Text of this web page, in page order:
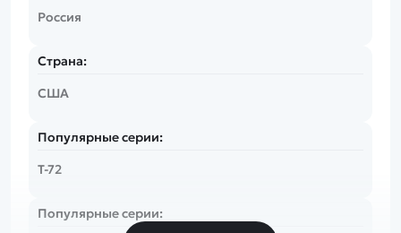
Россия
Страна:
США
Популярные серии:
Т-72
Популярные серии: